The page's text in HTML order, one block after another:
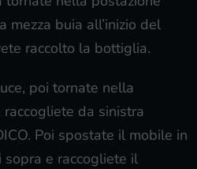
mezza buia all’inizio del
raccolto la bottiglia.
poi tornate nella
da sinistra
Poi spostate il mobile in
e raccogliete il